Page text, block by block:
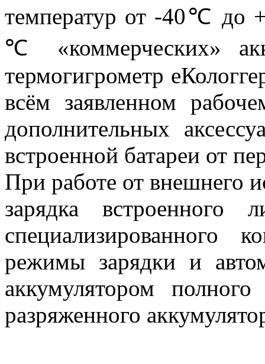
температур от -40℃ до
℃ «коммерческих»
термогигрометр
всём заявленном
дополнительных
встроенной батареи от
При работе от внешнего
зарядка встроенного
специализированного
режимы зарядки и
аккумулятором
разряженного